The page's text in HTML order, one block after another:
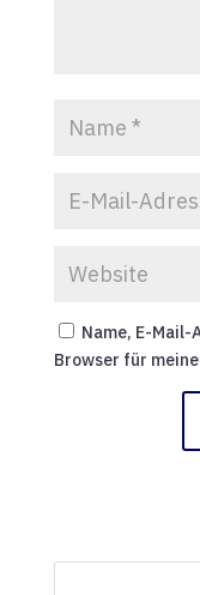
Name, E-Mail-
Browser für